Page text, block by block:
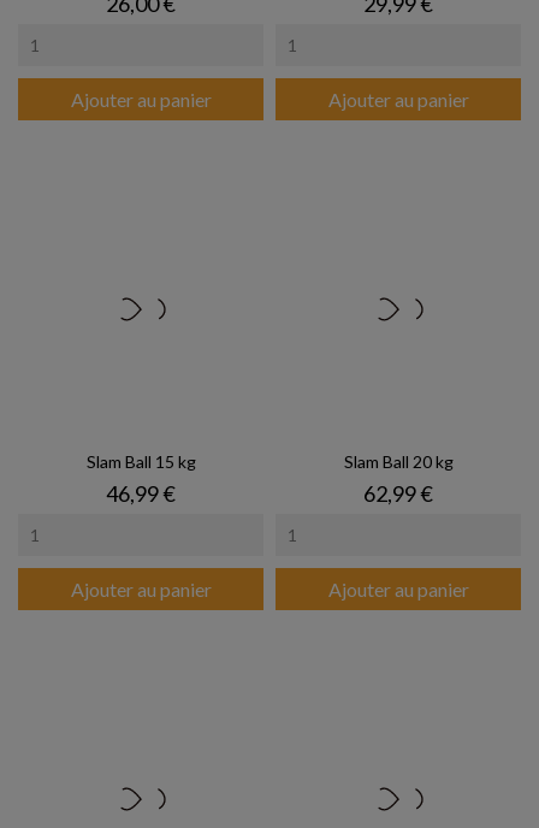
Ajouter au panier Ajouter au panier
Slam Ball 15 kg
Prix
46,99 €
Ajouter au panier
Slam Ball 20 kg
Prix
62,99 €
Ajouter au panier